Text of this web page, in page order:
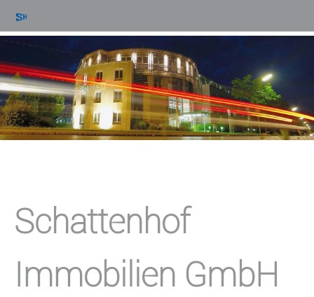
Schattenhof
Immobilien GmbH